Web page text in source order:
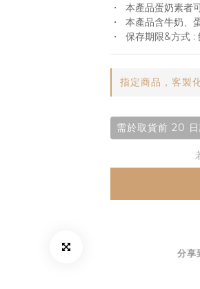
・  本產品蛋奶素者
・  本產品含牛奶、
・  保存期限&方式
指定商品，客製
需於取貨前 20 日
分享